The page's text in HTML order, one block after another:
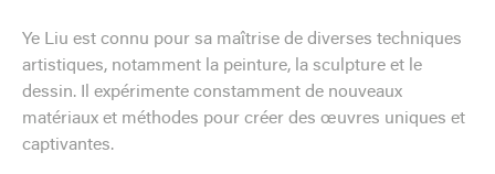
Ye Liu est connu pour sa maîtrise de diverses techniques
artistiques, notamment la peinture, la sculpture et le
dessin. Il expérimente constamment de nouveaux
matériaux et méthodes pour créer des œuvres uniques et
captivantes.